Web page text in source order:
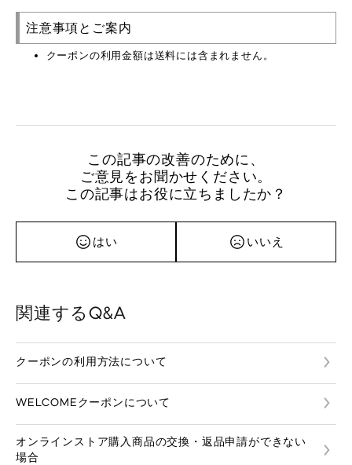
注意事項とご案内
クーポンの利用金額は送料には含まれません。
この記事の改善のために、
ご意見をお聞かせください。
この記事はお役に立ちましたか？
はい いいえ
関連するQ&A
クーポンの利用方法について
WELCOMEクーポンについて
オンラインストア購入商品の交換・返品申請ができない
場合